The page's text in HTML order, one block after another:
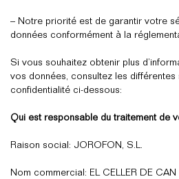
– Notre priorité est de garantir votre
données conformément à la
Si vous souhaitez obtenir plus
vos données, consultez les
confidentialité ci-dessous:
Qui est responsable du traitement de
Raison social: JOROFON, S.L.
Nom commercial: EL CELLER DE